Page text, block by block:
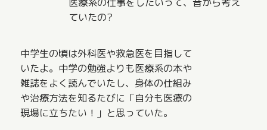
ていたの?
中学生の頃は外科医や救急医を目指して
いたよ。中学の勉強よりも医療系の本や
雑誌をよく読んでいたし、身体の仕組み
や治療方法を知るたびに「自分も医療の
現場に立ちたい！」と思っていた。